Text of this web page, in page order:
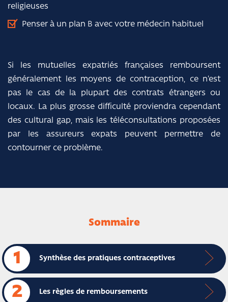
religieuses
Penser à un plan B avec votre médecin habituel
Si les mutuelles expatriés françaises remboursent
généralement les moyens de contraception, ce n’est
pas le cas de la plupart des contrats étrangers ou
locaux. La plus grosse difficulté proviendra cependant
des cultural gap, mais les téléconsultations proposées
par les assureurs expats peuvent permettre de
contourner ce problème.
Sommaire
1 Synthèse des pratiques contraceptives
2 Les règles de remboursements